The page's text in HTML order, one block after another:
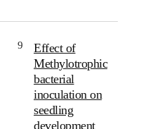
9
Effect of
Methylotrophic
bacterial
inoculation on
seedling
development